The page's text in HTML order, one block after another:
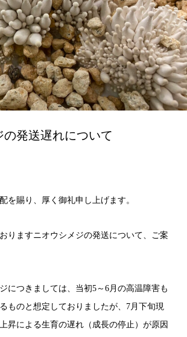
の発送遅れについて
を賜り、厚く御礼申し上げます。
りますニオウシメジの発送について、ご案
につきましては、当初5～6月の高温障害も
ものと想定しておりましたが、7月下旬現
昇による生育の遅れ（成長の停止）が原因